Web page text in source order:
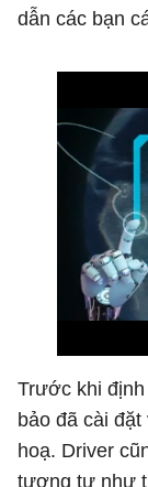
dẫn các bạn
Trước khi
bảo đã cài
hoạ. Driver
tương tự như